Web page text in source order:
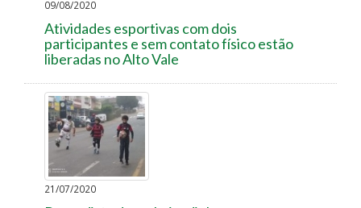
09/08/2020
Atividades esportivas com dois
participantes e sem contato físico estão
liberadas no Alto Vale
21/07/2020